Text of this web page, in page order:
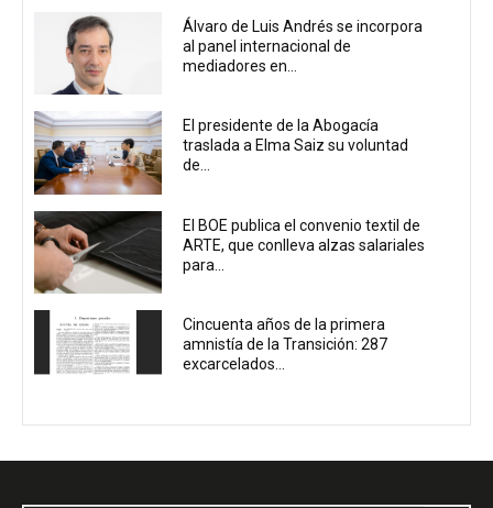
Álvaro de Luis Andrés se incorpora
al panel internacional de
mediadores en...
El presidente de la Abogacía
traslada a Elma Saiz su voluntad
de...
El BOE publica el convenio textil de
ARTE, que conlleva alzas salariales
para...
Cincuenta años de la primera
amnistía de la Transición: 287
excarcelados...